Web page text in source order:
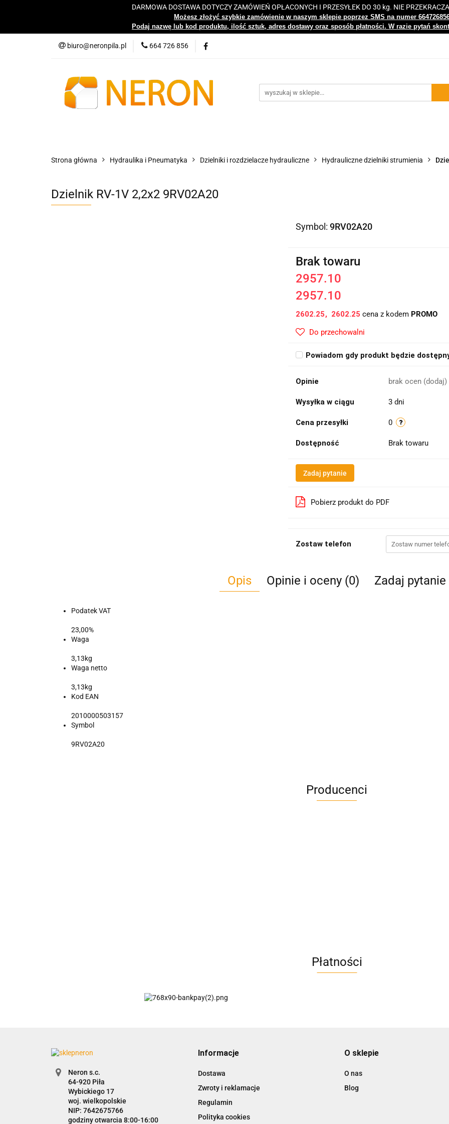
DARMOWA DOSTAWA DOTYCZY ZAMÓWIEŃ OPŁACONYCH I PRZESYŁEK DO 30 kg. NIE
Możesz złożyć szybkie zamówienie w naszym sklepie poprzez SMS na numer
Podaj nazwę lub kod produktu, ilość sztuk, adres dostawy oraz sposób płatności. W razie pytań
biuro@neronpila.pl 664 726 856
Katalogi Nowości Bestsellery Kontakt Centrum
Strona główna Hydraulika i Pneumatyka Dzielniki i rozdzielacze hydrauliczne Hydrauliczne dzielniki strumienia
Dzielnik RV-1V 2,2x2 9RV02A20
Symbol: 9RV02A20
Brak towaru
2957.10
2957.10
2602.25 2602.25 cena z kodem PROMO
Do przechowalni
Powiadom gdy produkt będzie
Opinie brak ocen (dodaj)
Wysyłka w ciągu 3 dni
Cena przesyłki 0
Dostępność Brak towaru
Zadaj pytanie
Pobierz produkt do PDF
Zostaw telefon
Opis Opinie i oceny (0) Zadaj pytanie
Podatek VAT
23,00%
Waga
3,13kg
Waga netto
3,13kg
Kod EAN
2010000503157
Symbol
9RV02A20
Producenci
AC EasyLine
AIRTAC
Płatności
Neron s.c.
Wybickiego 17
woj. wielkopolskie
NIP: 7642675766
godziny otwarcia 8:00-16:00
Informacje
Dostawa
Zwroty i reklamacje
Regulamin
Polityka cookies
O sklepie
O nas
Blog